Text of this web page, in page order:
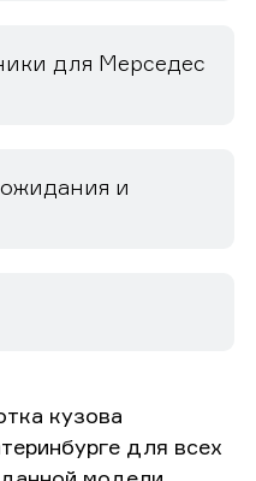
для Мерседес
и
кузова
для всех